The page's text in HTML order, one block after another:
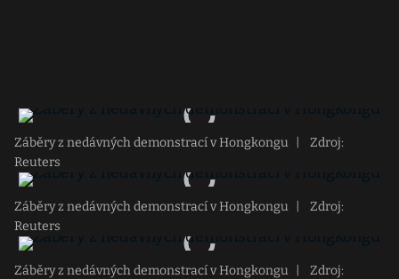
Záběry z nedávných demonstrací v Hongkongu
Zdroj:
Reuters
Záběry z nedávných demonstrací v Hongkongu
Zdroj:
Reuters
Záběry z nedávných demonstrací v Hongkongu
Zdroj: